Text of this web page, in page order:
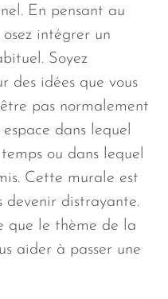
En pensant au
intégrer un
Soyez
des idées que vous
pas normalement
dans lequel
ou dans lequel
Cette murale est
devenir distrayante.
que le thème de la
aider à passer une